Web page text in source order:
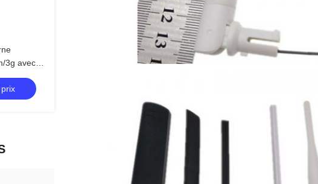
avec le
de vis